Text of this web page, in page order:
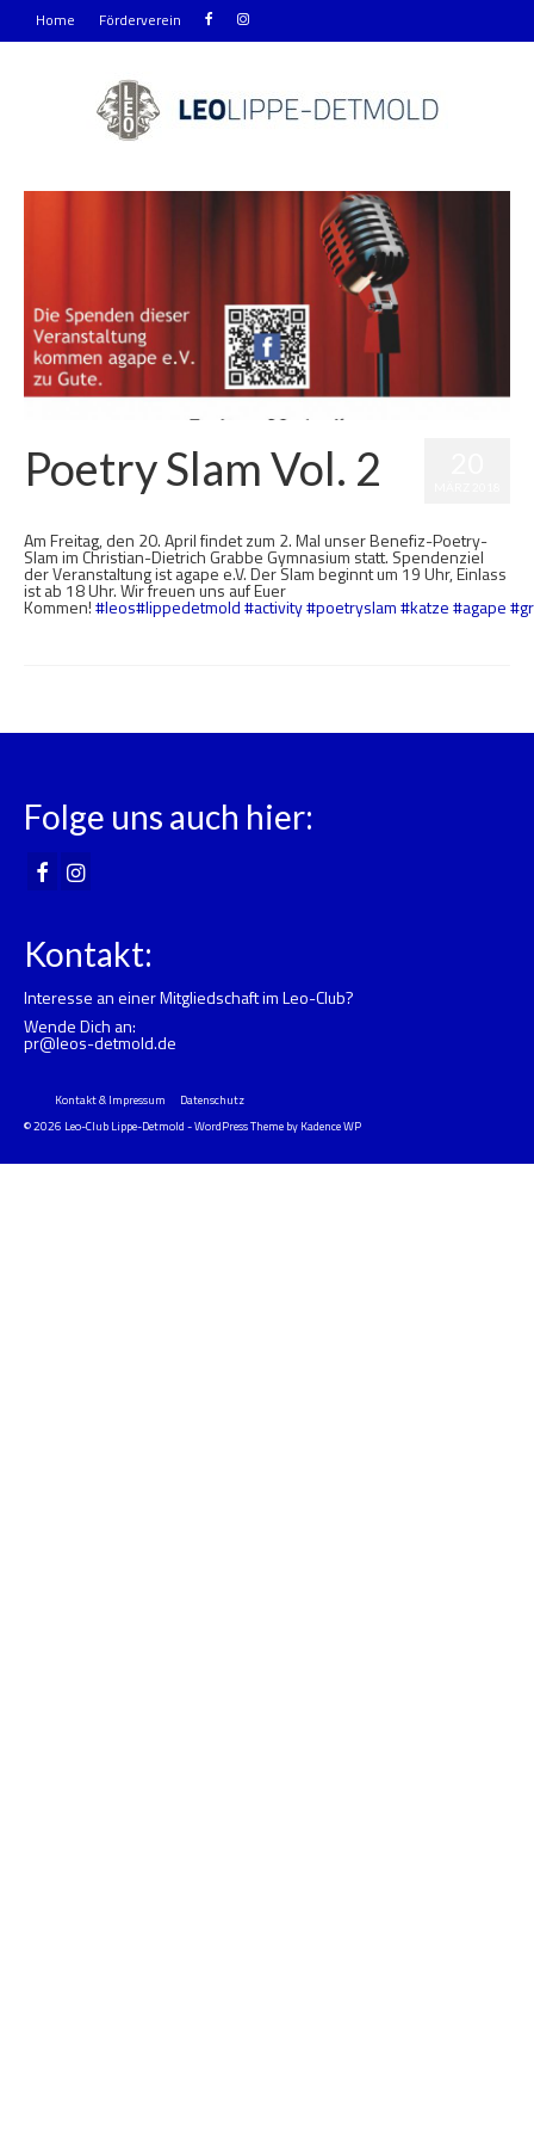
Home Förderverein
Poetry Slam Vol. 2
Am Freitag, den 20. April findet zum 2. Mal unser Benefiz-Poetry-
Slam im Christian-Dietrich Grabbe Gymnasium statt. Spendenziel
der Veranstaltung ist agape e.V. Der Slam beginnt um 19 Uhr, Einlass
ist ab 18 Uhr. Wir freuen uns auf Euer
Kommen!#leos#lippedetmold#activity#poetryslam#katze#agape
Folge uns auch hier:
Kontakt:
Interesse an einer Mitgliedschaft im Leo-Club?
Wende Dich an:
pr@leos-detmold.de
Kontakt & Impressum
Datenschutz
© 2026 Leo-Club Lippe-Detmold - WordPress Theme by Kadence WP